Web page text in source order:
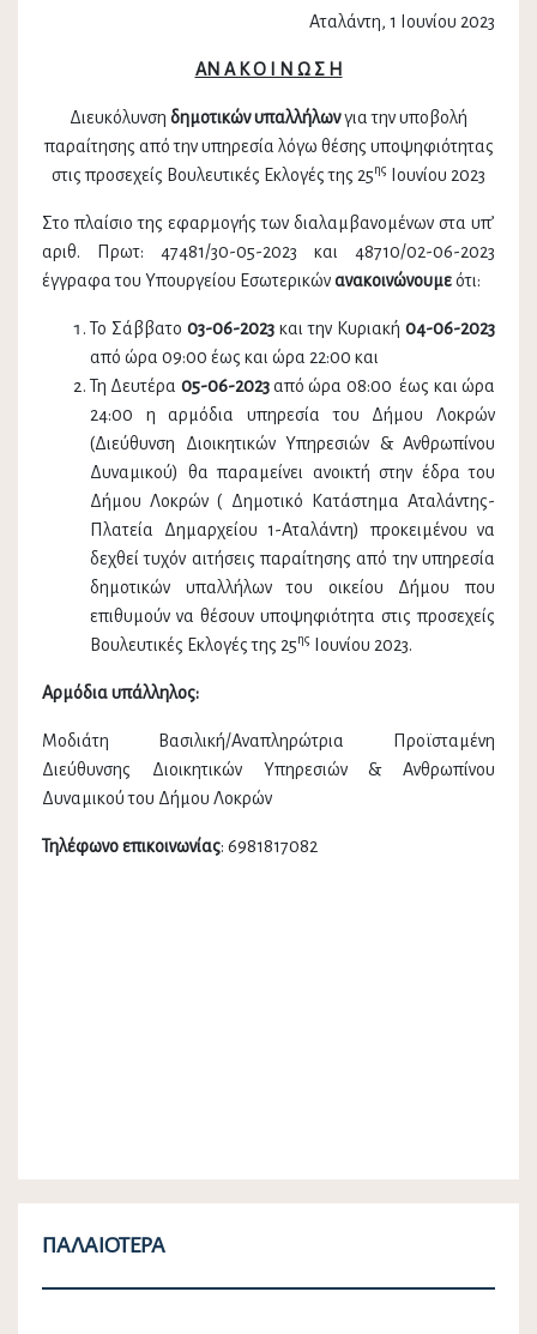
Αταλάντη, 1 Ιουνίου 2023
ΑΝ Α Κ Ο Ι Ν Ω Σ Η
Διευκόλυνση δημοτικών υπαλλήλωνγια την υποβολή
παραίτησης από την υπηρεσία λόγω θέσης υποψηφιότητας
στις προσεχείς Βουλευτικές Εκλογές της 25ης Ιουνίου 2023
Στο πλαίσιο της εφαρμογής των διαλαμβανομένων στα υπ’
αριθ. Πρωτ: 47481/30-05-2023 και 48710/02-06-2023
έγγραφα του Υπουργείου Εσωτερικώνανακοινώνουμεότι:
Το Σάββατο 03-06-2023 και την Κυριακή 04-06-2023
από ώρα 09:00 έως και ώρα 22:00 και
Τη Δευτέρα 05-06-2023από ώρα 08:00 έως και ώρα
24:00 η αρμόδια υπηρεσία του Δήμου Λοκρών
(Διεύθυνση Διοικητικών Υπηρεσιών & Ανθρωπίνου
Δυναμικού) θα παραμείνει ανοικτή στην έδρα του
Δήμου Λοκρών ( Δημοτικό Κατάστημα Αταλάντης-
Πλατεία Δημαρχείου 1-Αταλάντη) προκειμένου να
δεχθεί τυχόν αιτήσεις παραίτησης από την υπηρεσία
δημοτικών υπαλλήλων του οικείου Δήμου που
επιθυμούν να θέσουν υποψηφιότητα στις προσεχείς
Βουλευτικές Εκλογές της 25ης Ιουνίου 2023.
Αρμόδια υπάλληλος:
Μοδιάτη Βασιλική/Αναπληρώτρια Προϊσταμένη
Διεύθυνσης Διοικητικών Υπηρεσιών & Ανθρωπίνου
Δυναμικού του Δήμου Λοκρών
Τηλέφωνο επικοινωνίας: 6981817082
ΠΑΛΑΙΌΤΕΡΑ